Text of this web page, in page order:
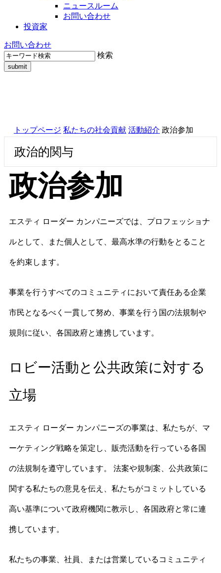
ニュースルーム
お問い合わせ
投資家
お問い合わせ
検索
トップページ 私たちの社会貢献 活動紹介 政治参加
政治的関与
政治参加
エスティ ローダー カンパニーズでは、プロフェッショナ
ルとして、また個人として、最高水準の行動をとること
を約束します。
事業を行うすべてのコミュニティにおいて責任ある企業
市民となるべく一貫して努め、事業を行う国の法規制や
規則に従い、各国政府と連携しています。
ロビー活動と公共政策に対する
立場
エスティ ローダー カンパニーズの事業は、私たちが、マ
ーケティング戦略を策定し、販売活動を行っている各国
の法規制を遵守しています。 法案や規制案、公共政策に
関する私たちの意見を伝え、私たちがコミットしている
高い基準について政府機関に教示し、各国政府と常に連
携しています。
私たちの事業、社員、または営業しているコミュニティ